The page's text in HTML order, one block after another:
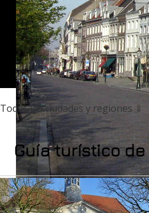
Todas las ciudades y regiones ⇓
Guía turístico